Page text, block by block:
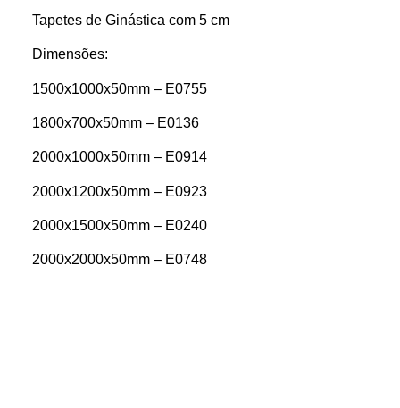
Tapetes de Ginástica com 5 cm
Dimensões:
1500x1000x50mm – E0755
1800x700x50mm – E0136
2000x1000x50mm – E0914
2000x1200x50mm – E0923
2000x1500x50mm – E0240
2000x2000x50mm – E0748